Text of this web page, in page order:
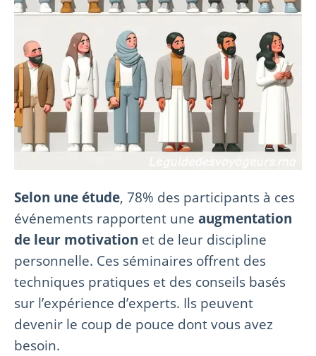
Selon une étude, 78% des participants à ces
événements rapportent une augmentation
de leur motivation et de leur discipline
personnelle. Ces séminaires offrent des
techniques pratiques et des conseils basés
sur l’expérience d’experts. Ils peuvent
devenir le coup de pouce dont vous avez
besoin.